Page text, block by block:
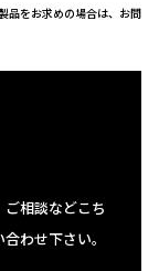
品をお求めの場合は、お問
相談などこち
わせ下さい。